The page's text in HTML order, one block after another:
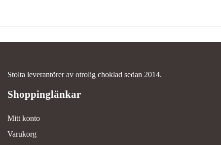
Stolta leverantörer av otrolig choklad sedan 2014.
Mitt konto
Varukorg